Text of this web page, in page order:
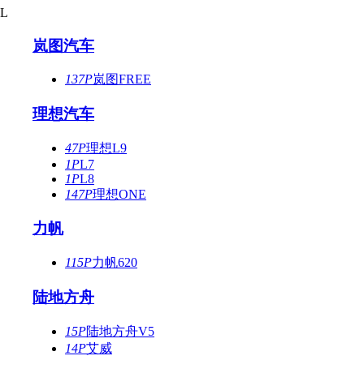
L
岚图汽车
137P岚图FREE
理想汽车
47P理想L9
1PL7
1PL8
147P理想ONE
力帆
115P力帆620
陆地方舟
15P陆地方舟V5
14P艾威